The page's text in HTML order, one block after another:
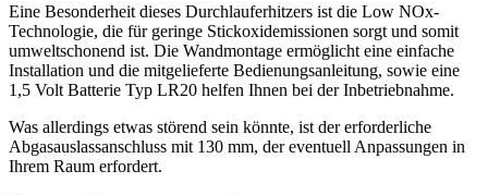
Eine Besonderheit dieses Durchlauferhitzers ist die Low NOx-
Technologie, die für geringe Stickoxidemissionen sorgt und somit
umweltschonend ist. Die Wandmontage ermöglicht eine einfache
Installation und die mitgelieferte Bedienungsanleitung, sowie eine
1,5 Volt Batterie Typ LR20 helfen Ihnen bei der Inbetriebnahme.
Was allerdings etwas störend sein könnte, ist der erforderliche
Abgasauslassanschluss mit 130 mm, der eventuell Anpassungen in
Ihrem Raum erfordert.